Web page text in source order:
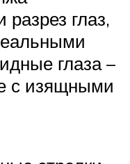
глаз,
глаза –
с изящными